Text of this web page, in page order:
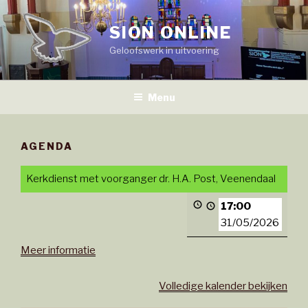
Naar
de
inhoud
springen
SION ONLINE
Geloofswerk in uitvoering
Menu
AGENDA
Kerkdienst met voorganger dr. H.A. Post, Veenendaal
17:00
31/05/2026
Meer informatie
Volledige kalender bekijken